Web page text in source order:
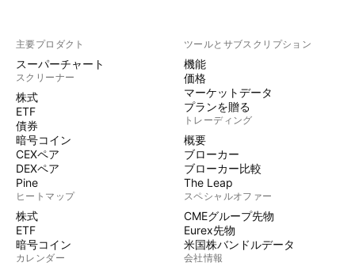
主要プロダクト
スーパーチャート
スクリーナー
株式
ETF
債券
暗号コイン
CEXペア
DEXペア
Pine
ヒートマップ
株式
ETF
暗号コイン
カレンダー
ツールとサブスクリプション
機能
価格
マーケットデータ
プランを贈る
トレーディング
概要
ブローカー
ブローカー比較
The Leap
スペシャルオファー
CMEグループ先物
Eurex先物
米国株バンドルデータ
会社情報